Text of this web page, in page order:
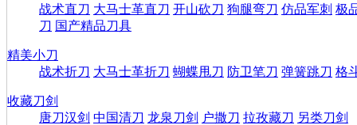
战术直刀 大马士革直刀 开山砍刀 狗腿弯刀 仿品军刺 极
刀 国产精品刀具
精美小刀
战术折刀 大马士革折刀 蝴蝶甩刀 防卫笔刀 弹簧跳刀 格
收藏刀剑
唐刀汉剑 中国清刀 龙泉刀剑 户撒刀 拉孜藏刀 另类刀剑